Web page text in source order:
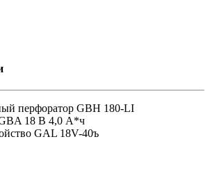
перфоратор GBH 180-LI
18 В 4,0 А*ч
GAL 18V-40ъ